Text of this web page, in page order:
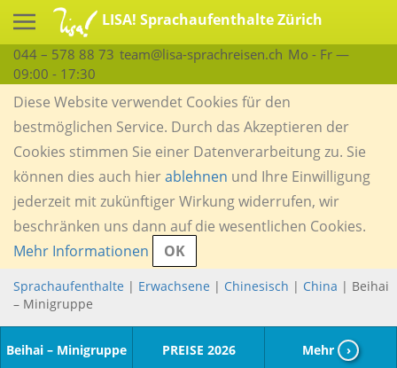
LISA! Sprachaufenthalte Zürich
044 – 578 88 73 team@lisa-sprachreisen.ch Mo - Fr —
09:00 - 17:30
Diese Website verwendet Cookies für den
bestmöglichen Service. Durch das Akzeptieren der
Cookies stimmen Sie einer Datenverarbeitung zu. Sie
können dies auch hierablehnen und Ihre Einwilligung
jederzeit mit zukünftiger Wirkung widerrufen, wir
beschränken uns dann auf die wesentlichen Cookies.
Mehr Informationen
OK
Sprachaufenthalte | Erwachsene | Chinesisch | China | Beihai
– Minigruppe
Beihai – Minigruppe PREISE 2026 Mehr ›